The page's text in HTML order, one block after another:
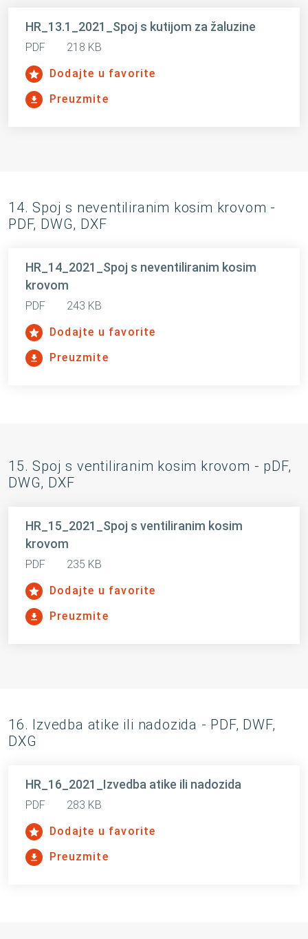
HR_13.1_2021_Spoj s kutijom za žaluzine
PDF
218 KB
Dodajte u favorite
Preuzmite
14. Spoj s neventiliranim kosim krovom -
PDF, DWG, DXF
HR_14_2021_Spoj s neventiliranim kosim
krovom
PDF
243 KB
Dodajte u favorite
Preuzmite
15. Spoj s ventiliranim kosim krovom - pDF,
DWG, DXF
HR_15_2021_Spoj s ventiliranim kosim
krovom
PDF
235 KB
Dodajte u favorite
Preuzmite
16. Izvedba atike ili nadozida - PDF, DWF,
DXG
HR_16_2021_Izvedba atike ili nadozida
PDF
283 KB
Dodajte u favorite
Preuzmite